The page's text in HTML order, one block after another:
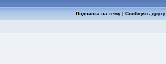
Подписка на тему |Сообщить другу